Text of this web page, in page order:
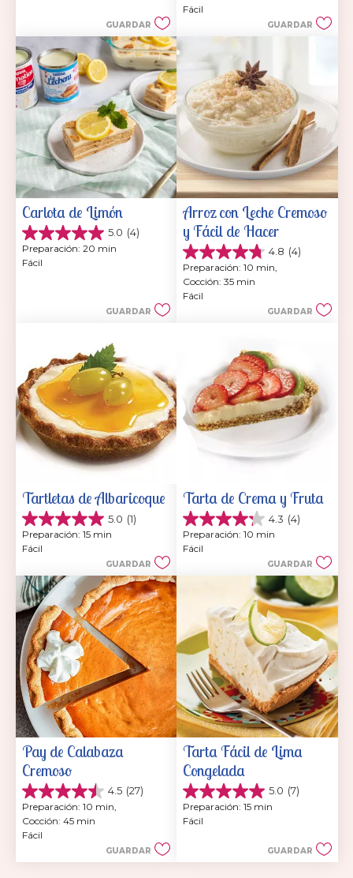
GUARDAR
estrellas.
reseñas
Fácil
GUARDAR
Carlota de Limón
5.0 (4)
5.0
de
5
Preparación: 20 min
Fácil
GUARDAR
Arroz con Leche Cremoso
y Fácil de Hacer
4.8 (4)
4.8
de
5
estrellas.
Preparación: 10 min,
Cocción: 35 min
Fácil
GUARDAR
Tartletas de Albaricoque
5.0 (1)
5.0
de
5
1
reseña
Preparación: 15 min
Fácil
GUARDAR
Tarta de Crema y Fruta
4.3 (4)
4.3
de
5
Preparación: 10 min
Fácil
GUARDAR
Pay de Calabaza
Cremoso
4.5 (27)
4.5
de
5
estrellas.
Preparación: 10 min,
Cocción: 45 min
Fácil
GUARDAR
Tarta Fácil de Lima
Congelada
5.0 (7)
5.0
de
5
Preparación: 15 min
Fácil
GUARDAR